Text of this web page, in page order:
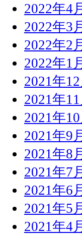
2022年4月
2022年3月
2022年2月
2022年1月
2021年12
2021年11
2021年10
2021年9月
2021年8月
2021年7月
2021年6月
2021年5月
2021年4月